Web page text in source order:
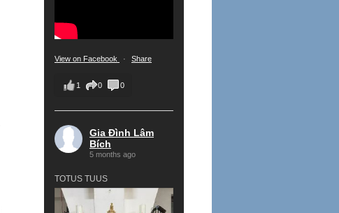
View on Facebook · Share
1 0 0
Gia Đình Lâm
Bích
5 months ago
TOTUS TUUS